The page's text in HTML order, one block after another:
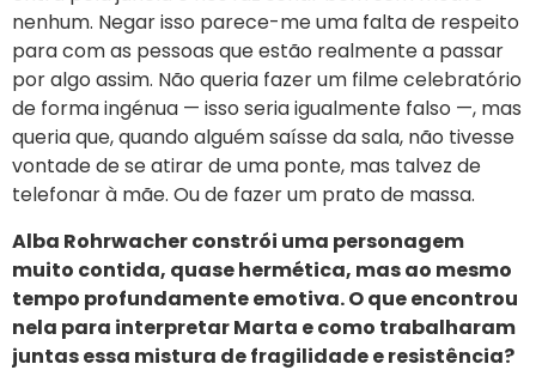
nenhum. Negar isso parece-me uma falta de respeito
para com as pessoas que estão realmente a passar
por algo assim. Não queria fazer um filme celebratório
de forma ingénua — isso seria igualmente falso —, mas
queria que, quando alguém saísse da sala, não tivesse
vontade de se atirar de uma ponte, mas talvez de
telefonar à mãe. Ou de fazer um prato de massa.
Alba Rohrwacher constrói uma personagem
muito contida, quase hermética, mas ao mesmo
tempo profundamente emotiva. O que encontrou
nela para interpretar Marta e como trabalharam
juntas essa mistura de fragilidade e resistência?